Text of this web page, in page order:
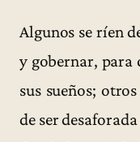
Algunos se ríen
y gobernar, para
sus sueños;
de ser